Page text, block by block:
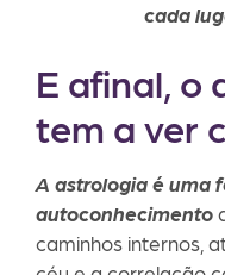
cada
E afinal, o
tem a ver
A astrologia é uma
autoconhecimento
caminhos internos,